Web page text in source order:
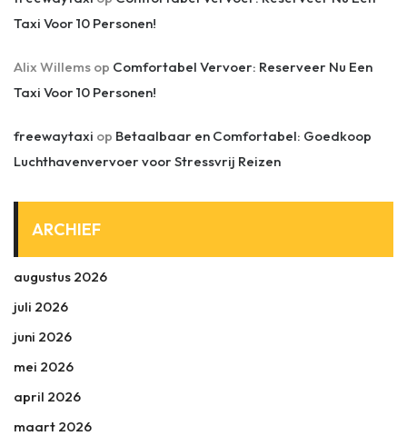
Taxi Voor 10 Personen!
Alix Willems op Comfortabel Vervoer: Reserveer Nu Een
Taxi Voor 10 Personen!
freewaytaxi op Betaalbaar en Comfortabel: Goedkoop
Luchthavenvervoer voor Stressvrij Reizen
ARCHIEF
augustus 2026
juli 2026
juni 2026
mei 2026
april 2026
maart 2026